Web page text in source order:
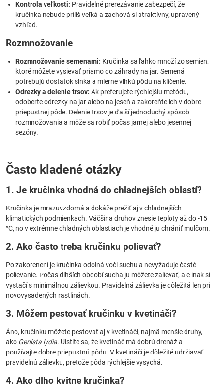
Kontrola veľkosti: Pravidelné prerezávanie zabezpečí, že
kručinka nebude príliš veľká a zachová si atraktívny, upravený
vzhľad.
Rozmnožovanie
Rozmnožovanie semenami: Kručinka sa ľahko množí zo semien,
ktoré môžete vysievať priamo do záhrady na jar. Semená
potrebujú dostatok slnka a mierne vlhkú pôdu na klíčenie.
Odrezky a delenie trsov: Ak preferujete rýchlejšiu metódu,
odoberte odrezky na jar alebo na jeseň a zakoreňte ich v dobre
priepustnej pôde. Delenie trsov je ďalší jednoduchý spôsob
rozmnožovania a môže sa robiť počas jarnej alebo jesennej
sezóny.
Často kladené otázky
1. Je kručinka vhodná do chladnejších oblastí?
Kručinka je mrazuvzdorná a dokáže prežiť aj v chladnejších
klimatických podmienkach. Väčšina druhov znesie teploty až do -15
°C, no v extrémne chladných oblastiach je vhodné ju chrániť mulčom.
2. Ako často treba kručinku polievať?
Po zakorenení je kručinka odolná voči suchu a nevyžaduje časté
polievanie. Počas dlhších období sucha ju môžete zalievať, ale inak si
vystačí s minimálnou zálievkou. Pravidelná zálievka je dôležitá len pri
novovysadených rastlinách.
3. Môžem pestovať kručinku v kvetináči?
Áno, kručinku môžete pestovať aj v kvetináči, najmä menšie druhy,
ako Genista lydia. Uistite sa, že kvetináč má dobrú drenáž a
používajte dobre priepustnú pôdu. V kvetináči je dôležité udržiavať
pravidelnú zálievku, pretože pôda rýchlejšie vysychá.
4. Ako dlho kvitne kručinka?